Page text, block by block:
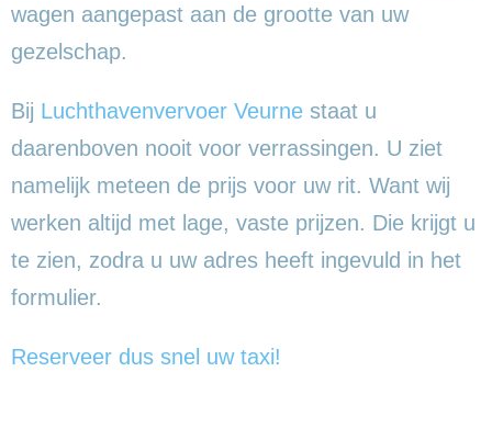
wagen aangepast aan de grootte van uw
gezelschap.
Bij Luchthavenvervoer Veurne staat u
daarenboven nooit voor verrassingen. U ziet
namelijk meteen de prijs voor uw rit. Want wij
werken altijd met lage, vaste prijzen. Die krijgt u
te zien, zodra u uw adres heeft ingevuld in het
formulier.
Reserveer dus snel uw taxi!